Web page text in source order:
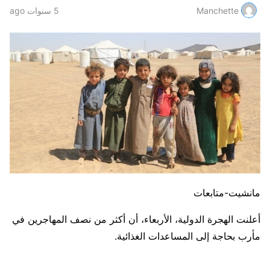
Manchette 5 سنوات ago
مانشيت-متابعات
أعلنت الهجرة الدولية، الأربعاء، أن أكثر من نصف المهاجرين في
مأرب بحاجة إلى المساعدات الغذائية.